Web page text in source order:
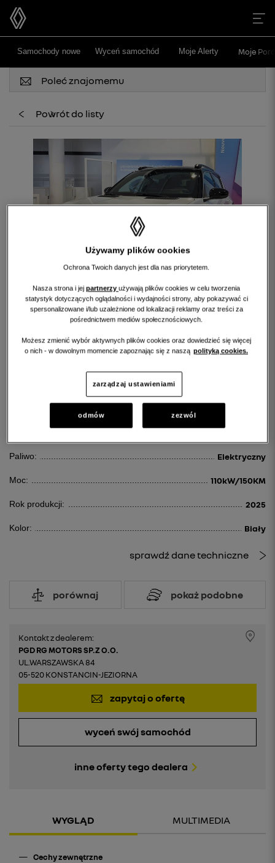
Samochody nowe Wyceń samochód
Moje Alerty
Moje
Powrót do listy
Poleć znajomemu
RENAULT R4
R4 52KWH COMFORT RANGE TECHNO
162 100 PLN
Paliwo: Elektryczny
Moc: 110kW/150KM
Rok produkcji: 2025
Kolor: Biały
sprawdź dane techniczne
porównaj pokaż podobne
Kontakt z dealerem:
PGD RG MOTORS SP.Z O.O.
UL.WARSZAWSKA 84
05-520 KONSTANCIN-JEZIORNA
zapytaj o ofertę
wyceń swój samochód
inne oferty tego dealera
WYGLĄD MULTIMEDIA
Cechy zewnętrzne
Używamy plików cookies
Ochrona Twoich danych jest dla nas priorytetem.
Nasza strona i jej partnerzy używają plików cookies w celu tworzenia
statystyk dotyczących oglądalności i wydajności strony, aby pokazywać ci
spersonalizowane i/lub uzależnione od lokalizacji reklamy oraz treści za
pośrednictwem mediów społecznościowych.
Możesz zmienić wybór aktywnych plików cookies oraz dowiedzieć się więcej
o nich - w dowolnym momencie zapoznając się z naszą polityką cookies.
zarządzaj ustawieniami
odmów zezwól